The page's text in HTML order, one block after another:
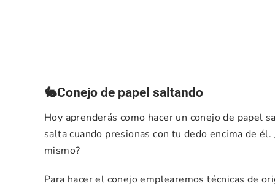
🐇Conejo de papel saltando
Hoy aprenderás como hacer un conejo de papel
salta cuando presionas con tu dedo encima de
mismo?
Para hacer el conejo emplearemos técnicas de